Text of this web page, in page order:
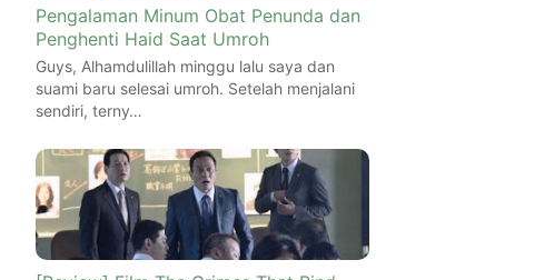
Pengalaman Minum Obat Penunda dan
Penghenti Haid Saat Umroh
Guys, Alhamdulillah minggu lalu saya dan
suami baru selesai umroh. Setelah menjalani
sendiri, terny…